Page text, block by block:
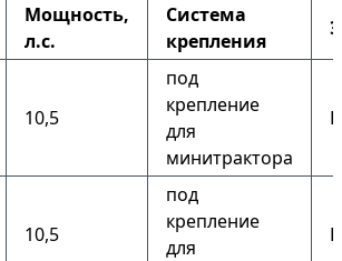
Мощность,
л.с.
Система
крепления
10,5
под
крепление
для
минитрактора
10,5
под
крепление
для